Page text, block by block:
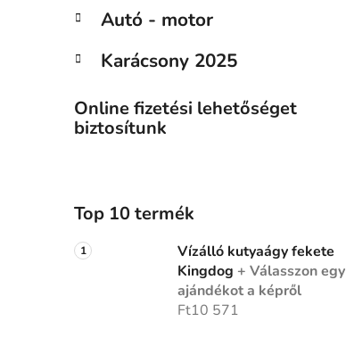
Autó - motor
Karácsony 2025
Online fizetési lehetőséget
biztosítunk
Top 10 termék
Vízálló kutyaágy fekete
Kingdog + Válasszon egy
ajándékot a képről
Ft10 571